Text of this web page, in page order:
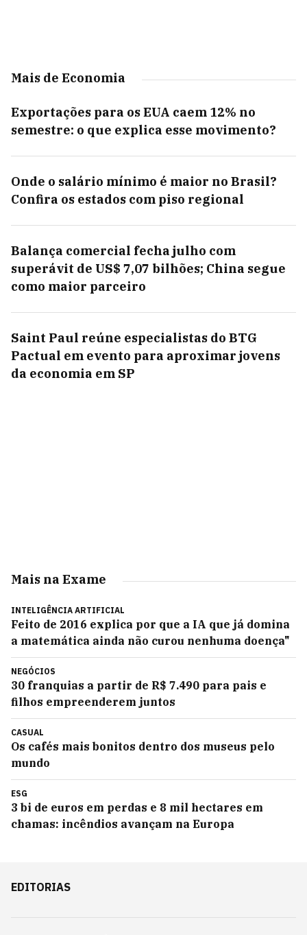
Mais de Economia
Exportações para os EUA caem 12% no
semestre: o que explica esse movimento?
Onde o salário mínimo é maior no Brasil?
Confira os estados com piso regional
Balança comercial fecha julho com
superávit de US$ 7,07 bilhões; China segue
como maior parceiro
Saint Paul reúne especialistas do BTG
Pactual em evento para aproximar jovens
da economia em SP
Mais na Exame
INTELIGÊNCIA ARTIFICIAL
Feito de 2016 explica por que a IA que já domina
a matemática ainda não curou nenhuma doença"
NEGÓCIOS
30 franquias a partir de R$ 7.490 para pais e
filhos empreenderem juntos
CASUAL
Os cafés mais bonitos dentro dos museus pelo
mundo
ESG
3 bi de euros em perdas e 8 mil hectares em
chamas: incêndios avançam na Europa
EDITORIAS